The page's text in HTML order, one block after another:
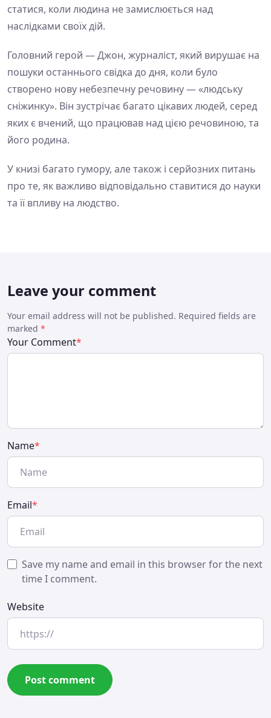
статися, коли людина не замислюється над
наслідками своїх дій.
Головний герой — Джон, журналіст, який вирушає на
пошуки останнього свідка до дня, коли було
створено нову небезпечну речовину — «людську
сніжинку». Він зустрічає багато цікавих людей, серед
яких є вчений, що працював над цією речовиною, та
його родина.
У книзі багато гумору, але також і серйозних питань
про те, як важливо відповідально ставитися до науки
та її впливу на людство.
Leave your comment
Your email address will not be published. Required fields are
marked *
Your Comment*
Name*
Email*
Save my name and email in this browser for the next
time I comment.
Website